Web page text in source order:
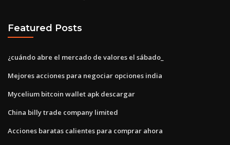
Featured Posts
¿cuándo abre el mercado de valores el sábado_
Mejores acciones para negociar opciones india
Mycelium bitcoin wallet apk descargar
China billy trade company limited
Acciones baratas calientes para comprar ahora